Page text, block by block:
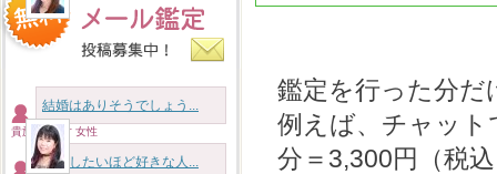
パメラ先生は、どんな内容の相談
でも否定することなく、いつも
投稿者：まー
彩月先生へ
2026/08/08
結婚はありそうでしょう...
貴族様 46才 女性
結婚したいほど好きな人...
鑑定を行った分だ
例えば、チャット
分＝3,300円（税